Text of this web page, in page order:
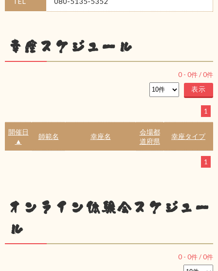
幸座スケジュール
0 - 0件 /0件
1
開催日
▲
師範名 幸座名
会場都
道府県
幸座タイプ
1
オンライン体験会スケジュー
ル
0 - 0件 /0件